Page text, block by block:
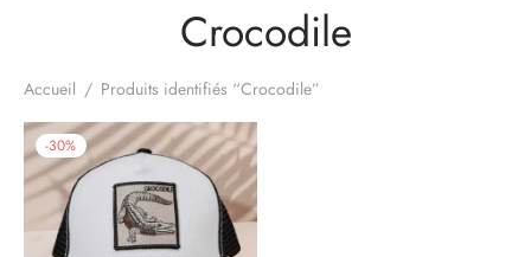
Crocodile
Accueil / Produits identifiés “Crocodile”
-30%